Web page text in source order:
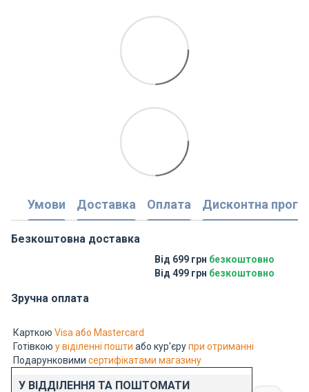
Умови Доставка Оплата Дисконтна
Безкоштовна доставка
Від 699 грн безкоштовно
Від 499 грн безкоштовно
Зручна оплата
Карткою Visa або Mastercard
Готівкою у віділенні пошти або кур'єрупри отриманні
Подарунковими сертифікатами магазину
У ВІДДІЛЕННЯ ТА ПОШТОМАТИ